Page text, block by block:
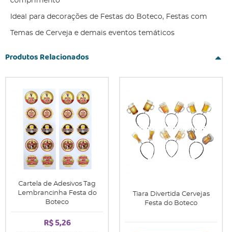
Ideal para decorações de Festas do Boteco, Festas com
Temas de Cerveja e demais eventos temáticos
Produtos Relacionados
Cartela de Adesivos Tag
Lembrancinha Festa do
Boteco
R$ 5,26
Tiara Divertida Cervejas
Festa do Boteco